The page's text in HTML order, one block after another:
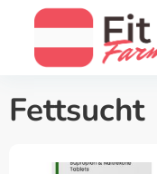
Fettsucht